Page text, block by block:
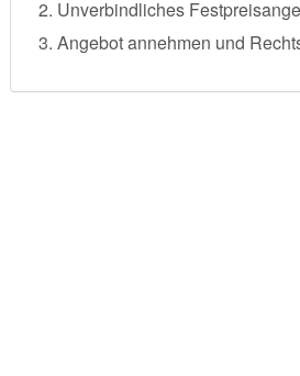
Unverbindliches
Angebot annehmen und